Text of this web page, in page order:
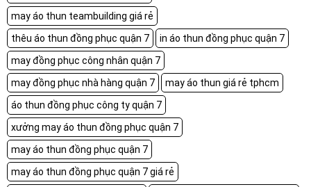
may áo thun teambuilding giá rẻ
thêu áo thun đồng phục quận 7
in áo thun đồng phục quận 7
may đồng phục công nhân quận 7
may đồng phục nhà hàng quận 7
may áo thun giá rẻ tphcm
áo thun đồng phục công ty quận 7
xưởng may áo thun đồng phục quận 7
may áo thun đồng phục quận 7
may áo thun đồng phục quận 7 giá rẻ